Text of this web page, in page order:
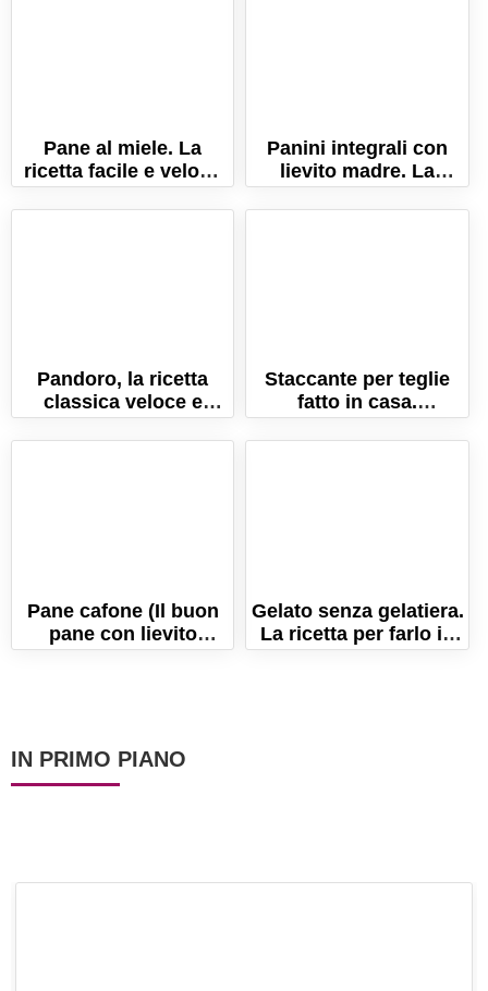
Pane al miele. La
ricetta facile e veloce
del pane fatto in casa!
Panini integrali con
lievito madre. La
ricetta a lunga
lievitazione!
Pandoro, la ricetta
classica veloce e
senza sfogliatura!
Staccante per teglie
fatto in casa.
L'immancabile in
cucina!
Pane cafone (Il buon
pane con lievito
madre) La ricetta
Gelato senza gelatiera.
La ricetta per farlo in
casa cremosissimo!
IN PRIMO PIANO